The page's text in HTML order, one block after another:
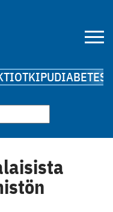
KIPUDIABETES